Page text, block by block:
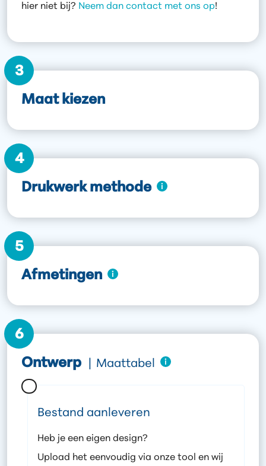
hier niet bij? Neem dan contact met ons op!
3
Maat kiezen
4
Drukwerk methode
5
Afmetingen
6
Ontwerp
Maattabel
Bestand aanleveren
Heb je een eigen design?
Upload het eenvoudig via onze tool en wij